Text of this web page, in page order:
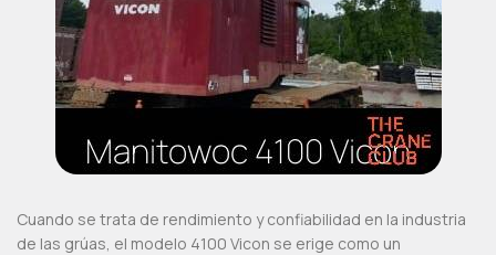
Cuando se trata de rendimiento y confiabilidad en la industria
de las grúas, el modelo 4100 Vicon se erige como un